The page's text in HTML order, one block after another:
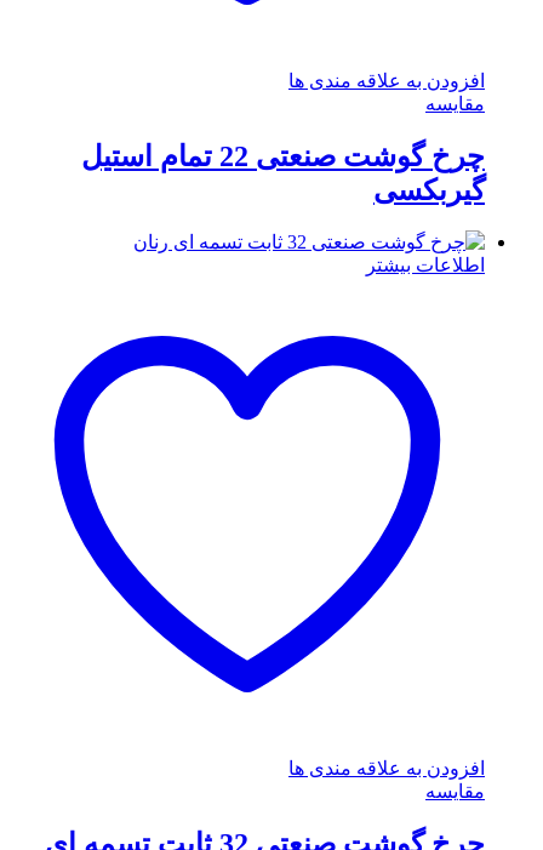
افزودن به علاقه مندی ها
مقایسه
چرخ گوشت صنعتی 22 تمام استیل
گیربکسی
اطلاعات بیشتر
افزودن به علاقه مندی ها
مقایسه